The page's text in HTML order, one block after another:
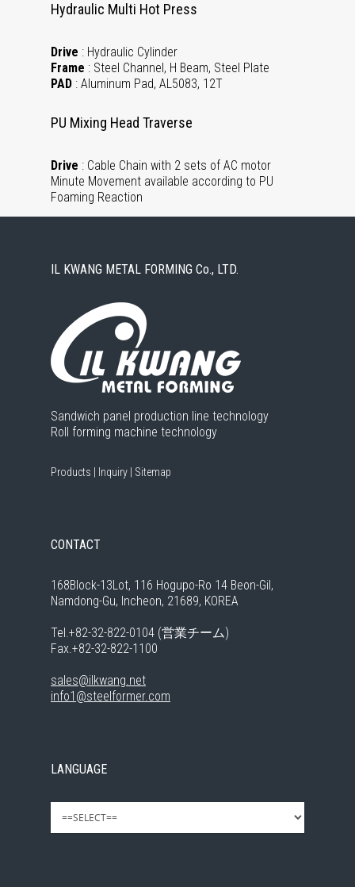
Hydraulic Multi Hot Press
Drive : Hydraulic Cylinder
Frame : Steel Channel, H Beam, Steel Plate
PAD : Aluminum Pad, AL5083, 12T
PU Mixing Head Traverse
Drive : Cable Chain with 2 sets of AC motor
Minute Movement available according to PU
Foaming Reaction
IL KWANG METAL FORMING Co., LTD.
Sandwich panel production line technology
Roll forming machine technology
Products | Inquiry | Sitemap
CONTACT
168Block-13Lot, 116 Hogupo-Ro 14 Beon-Gil,
Namdong-Gu, Incheon, 21689, KOREA
Tel.+82-32-822-0104 (営業チーム)
Fax.+82-32-822-1100
sales@ilkwang.net
info1@steelformer.com
LANGUAGE